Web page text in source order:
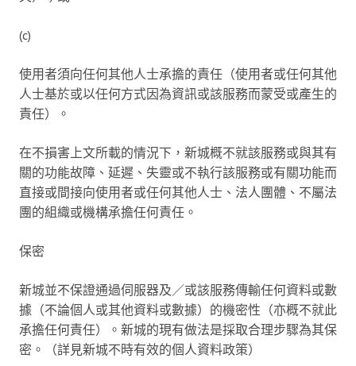
(c)
使用者須向任何其他人士承擔的責任（使用者或任何其他
人士基於或以任何方式因為資訊或該服務而蒙受或產生的
責任）。
在不損害上文所載的情況下，新城概不就該服務或與其有
關的功能故障、延遲、失靈或不執行該服務或有關功能而
直接或間接向使用者或任何其他人士、法人團體、不屬法
團的組織或機構承擔任何責任。
保密
新城並不保證通過伺服器及／或該服務傳輸任何資料或數
據（不論個人或其他資料或數據）的機密性（亦概不就此
承擔任何責任）。新城的現有做法是採取合理步驟為其保
密。（詳見新城不時有效的個人資料政策）